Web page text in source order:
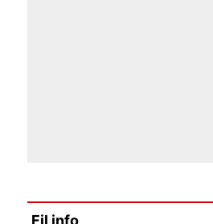
Fil info